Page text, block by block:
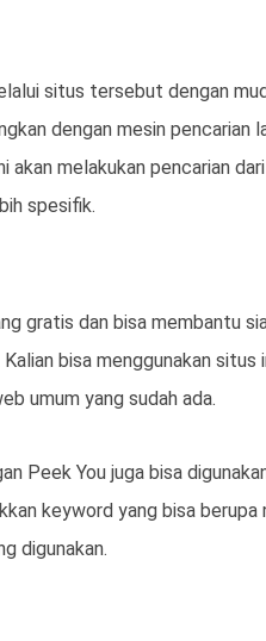
situs tersebut dengan
dengan mesin pencarian
melakukan pencarian
spesifik.
gratis dan bisa membantu
bisa menggunakan situs
umum yang sudah ada.
Peek You juga bisa
keyword yang bisa berupa
digunakan.